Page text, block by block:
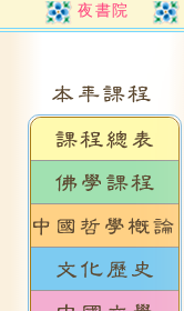
夜書院